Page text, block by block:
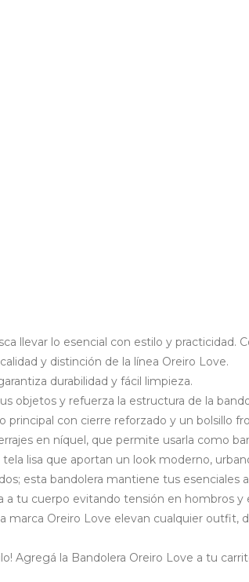
llevar lo esencial con estilo y
y distinción de la línea Oreiro Love.
durabilidad y fácil limpieza.
objetos y refuerza la estructura de la
con cierre reforzado y un bolsillo
en níquel, que permite usarla como
lisa que aportan un look moderno,
esta bandolera mantiene tus
a tu cuerpo evitando tensión en hombros y
marca Oreiro Love elevan cualquier
Agregá la Bandolera Oreiro Love a tu